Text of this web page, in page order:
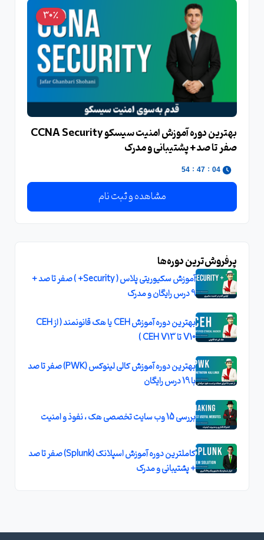
30٪
بهترین دوره آموزش امنیت سیسکو CCNA Security
صفر تا صد + پشتیبانی و مدرک
04
:
47
:
54
مشاهده و ثبت نام
پرفروش‌ترین دوره‌ها
آموزش سکیوریتی پلاس ( Security+ ) صفر تا صد +
9 درس رایگان و مدرک
بهترین دوره آموزش CEH یا هک قانونمند ( از CEH
V10 تا CEH V13 )
بهترین دوره آموزش کالی لینوکس (PWK) صفر تا صد
با 19 درس رایگان
بررسی 15 وب سایت تخصصی هک ، نفوذ و امنیت
کاملترین دوره آموزش اسپلانک (Splunk) صفر تا صد
+ پشتیبانی و مدرک